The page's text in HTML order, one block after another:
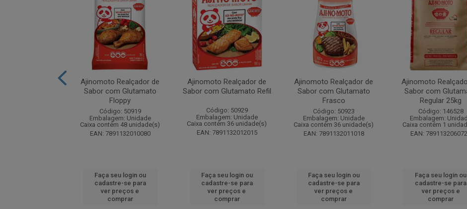
Ajinomoto Realçador de
Sabor com Glutamato
Floppy
Código: 50919
Embalagem: Unidade
Caixa contém 48 unidade(s)
EAN: 7891132010080
Faça seu login ou
cadastre-se para
ver preços e
comprar
Ajinomoto Realçador de
Sabor com Glutamato Refil
Código: 50929
Embalagem: Unidade
Caixa contém 36 unidade(s)
EAN: 7891132012015
Faça seu login ou
cadastre-se para
ver preços e
comprar
Ajinomoto Realçador de
Sabor com Glutamato
Frasco
Código: 50923
Embalagem: Unidade
Caixa contém 36 unidade(s)
EAN: 7891132011018
Faça seu login ou
cadastre-se para
ver preços e
comprar
Ajinomoto
Sabor com
Regular 25kg
Código: 146528
Embalagem:
Caixa contém 1
EAN:
Faça seu login ou
cadastre-se para
ver preços e
comprar